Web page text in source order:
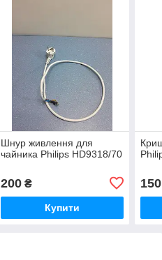
Шнур живлення для
чайника Philips HD9318/70
200₴
Купити
150